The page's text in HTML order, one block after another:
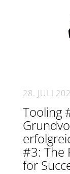
28. JULI
Tooling
#3: The
for